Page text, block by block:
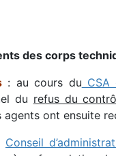
des corps
: au cours du
du refus du
agents ont ensuite
Conseil